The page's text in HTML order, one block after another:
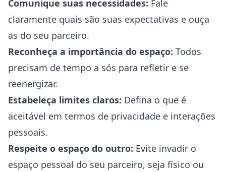
Comunique suas necessidades: Fale
claramente quais são suas expectativas e ouça
as do seu parceiro.
Reconheça a importância do espaço: Todos
precisam de tempo a sós para refletir e se
reenergizar.
Estabeleça limites claros: Defina o que é
aceitável em termos de privacidade e interações
pessoais.
Respeite o espaço do outro: Evite invadir o
espaço pessoal do seu parceiro, seja físico ou